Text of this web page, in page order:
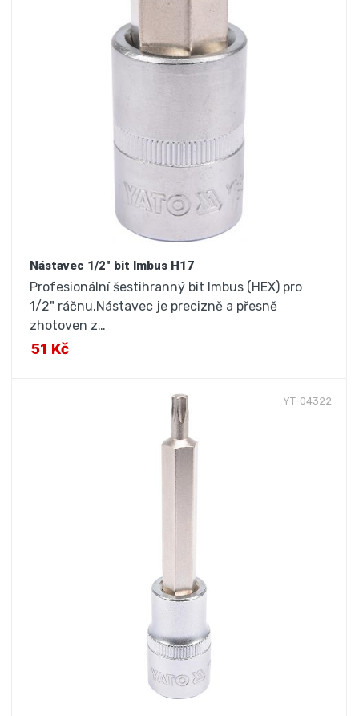
Nástavec 1/2" bit Imbus H17
Profesionální šestihranný bit Imbus (HEX) pro
1/2" ráčnu.Nástavec je precizně a přesně
zhotoven z…
51 Kč
YT-04322